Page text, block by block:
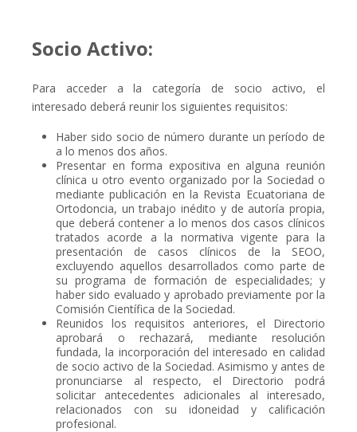
Socio Activo:
Para acceder a la categoría de socio activo, el
interesado deberá reunir los siguientes requisitos:
Haber sido socio de número durante un período de
a lo menos dos años.
Presentar en forma expositiva en alguna reunión
clínica u otro evento organizado por la Sociedad o
mediante publicación en la Revista Ecuatoriana de
Ortodoncia, un trabajo inédito y de autoría propia,
que deberá contener a lo menos dos casos clínicos
tratados acorde a la normativa vigente para la
presentación de casos clínicos de la SEOO,
excluyendo aquellos desarrollados como parte de
su programa de formación de especialidades; y
haber sido evaluado y aprobado previamente por la
Comisión Científica de la Sociedad.
Reunidos los requisitos anteriores, el Directorio
aprobará o rechazará, mediante resolución
fundada, la incorporación del interesado en calidad
de socio activo de la Sociedad. Asimismo y antes de
pronunciarse al respecto, el Directorio podrá
solicitar antecedentes adicionales al interesado,
relacionados con su idoneidad y calificación
profesional.